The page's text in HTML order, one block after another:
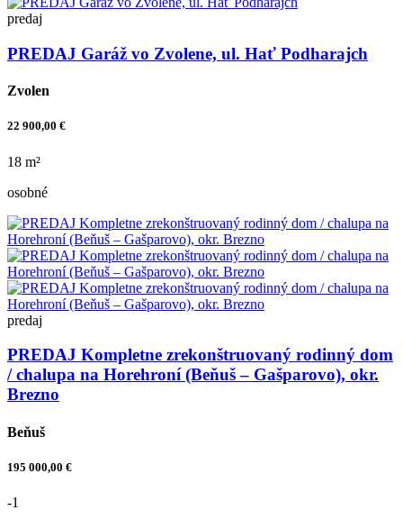
predaj
PREDAJ Garáž vo Zvolene, ul. Hať Podharajch
Zvolen
22 900,00 €
18 m²
osobné
predaj
PREDAJ Kompletne zrekonštruovaný rodinný dom
/ chalupa na Horehroní (Beňuš – Gašparovo), okr.
Brezno
Beňuš
195 000,00 €
-1